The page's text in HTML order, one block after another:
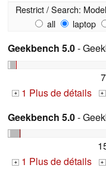
Restrict / Search:
all
laptop
Geekbench 5.0-
+ 1 Plus de détails +
Geekbench 5.0-
+ 1 Plus de détails +